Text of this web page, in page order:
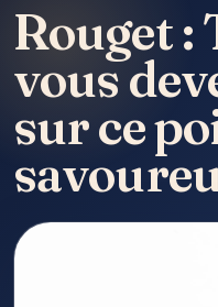
Rouget :
vous
sur ce